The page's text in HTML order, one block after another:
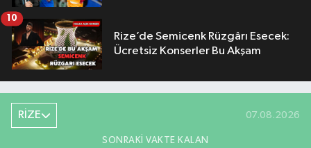
Rize’de Semicenk Rüzgârı Esecek:
Ücretsiz Konserler Bu Akşam
10
RİZE 07.08.2026
SONRAKI VAKTE KALAN